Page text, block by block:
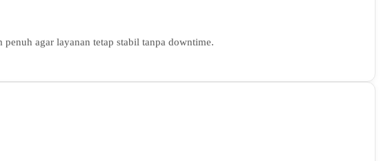
agar layanan tetap stabil tanpa downtime.